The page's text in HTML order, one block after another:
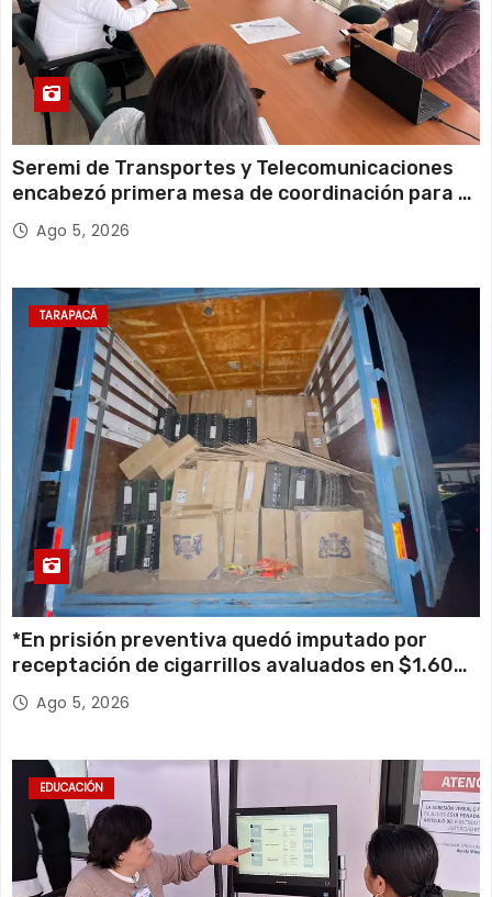
Seremi de Transportes y Telecomunicaciones
encabezó primera mesa de coordinación para el
retiro de cables en desuso en Iquique
Ago 5, 2026
TARAPACÁ
*En prisión preventiva quedó imputado por
receptación de cigarrillos avaluados en $1.600
millones*
Ago 5, 2026
EDUCACIÓN